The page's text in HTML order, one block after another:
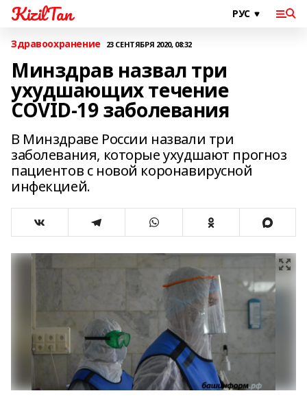
KizilTan
Здравоохранение 23 СЕНТЯБРЯ 2020, 08:32
Минздрав назвал три
ухудшающих течение
COVID-19 заболевания
В Минздраве России назвали три
заболевания, которые ухудшают прогноз
пациентов с новой коронавирусной
инфекцией.